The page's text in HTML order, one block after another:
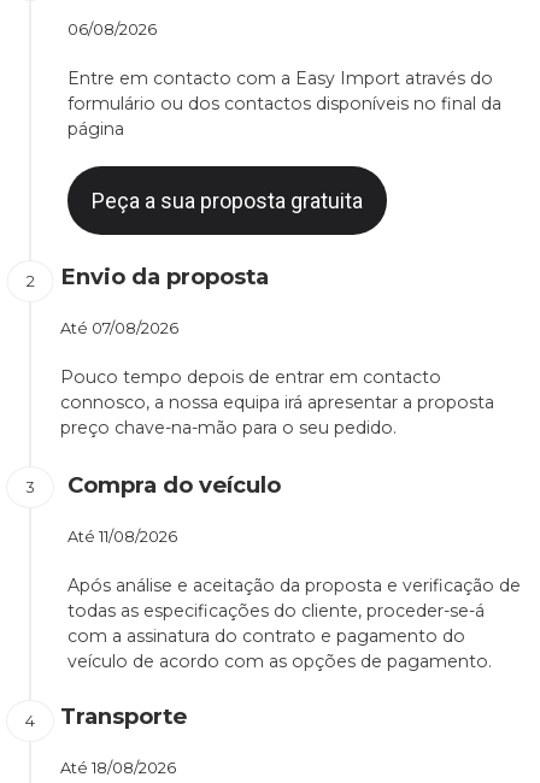
06/08/2026
Entre em contacto com a Easy Import através do
formulário ou dos contactos disponíveis no final da
página
Peça a sua proposta gratuita
Envio da proposta
Até 07/08/2026
Pouco tempo depois de entrar em contacto
connosco, a nossa equipa irá apresentar a proposta
preço chave-na-mão para o seu pedido.
Compra do veículo
Até 11/08/2026
Após análise e aceitação da proposta e verificação de
todas as especificações do cliente, proceder-se-á
com a assinatura do contrato e pagamento do
veículo de acordo com as opções de pagamento.
Transporte
Até 18/08/2026